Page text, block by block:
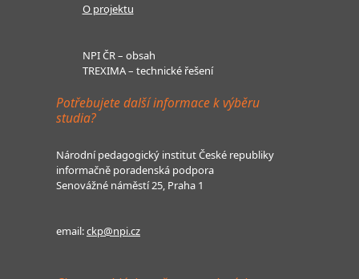
O projektu
NPI ČR – obsah
TREXIMA – technické řešení
Potřebujete další informace k výběru
studia?
Národní pedagogický institut České republiky
informačně poradenská podpora
Senovážné náměstí 25, Praha 1
email:ckp@npi.cz